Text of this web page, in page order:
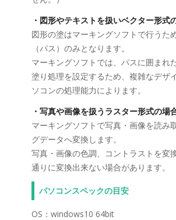
・図形やテキストを扱いベクター形式
図形の塗はマーキングソフトで行うた
（パス）のみとなります。
マーキングソフトでは、パスに囲まれ
塗り処理を設定するため、複雑なデザ
ソコンの処理能力によります。
・写真や画像を扱うラスター形式の場
マーキングソフトで写真・画像を読み
グデータへ変換します。
写真・画像の色調、コントラストを変
通りに変換出来ない場合があります。
パソコンスペックの目安
OS：windows10 64bit